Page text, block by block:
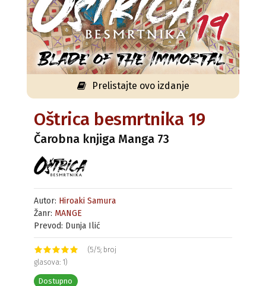
Prelistajte ovo izdanje
Oštrica besmrtnika 19
Čarobna knjiga Manga 73
Autor: Hiroaki Samura
Žanr: MANGE
Prevod: Dunja Ilić
(5/5; broj
glasova: 1)
Dostupno